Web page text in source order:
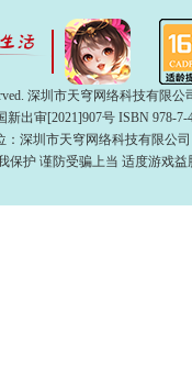
深圳市天穹网络科技有限
出审[2021]907号 ISBN 978-7-
深圳市天穹网络科技有限公
护 谨防受骗上当 适度游戏